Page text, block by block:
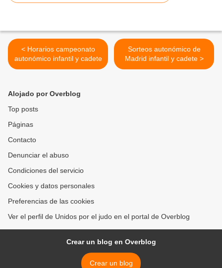
< Horarios campeonato
autonómico infantil y cadete
Sorteos autonómico de
Madrid infantil y cadete >
Alojado por Overblog
Top posts
Páginas
Contacto
Denunciar el abuso
Condiciones del servicio
Cookies y datos personales
Preferencias de las cookies
Ver el perfil de Unidos por el judo en el portal de Overblog
Crear un blog en Overblog
Crear un blog